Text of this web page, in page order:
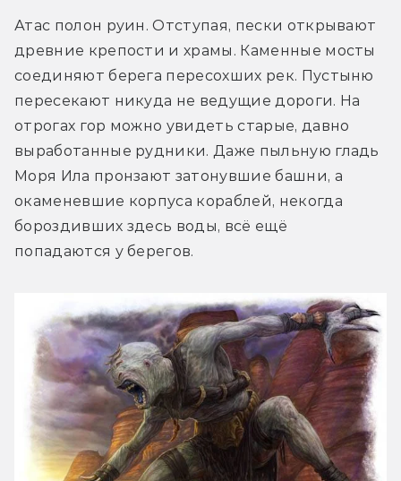
Атас полон руин. Отступая, пески открывают
древние крепости и храмы. Каменные мосты
соединяют берега пересохших рек. Пустыню
пересекают никуда не ведущие дороги. На
отрогах гор можно увидеть старые, давно
выработанные рудники. Даже пыльную гладь
Моря Ила пронзают затонувшие башни, а
окаменевшие корпуса кораблей, некогда
бороздивших здесь воды, всё ещё
попадаются у берегов.